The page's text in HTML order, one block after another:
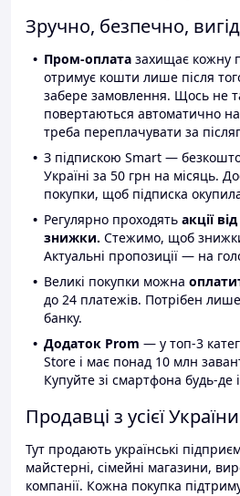
Зручно, безпечно,
Пром-оплата захищає кожну
отримує кошти лише після
забере замовлення. Щось не
повертаються автоматично
треба переплачувати за
З підпискою Smart —
Україні за 50 грн на місяць.
покупки, щоб підписка
Регулярно проходять акції
знижки. Стежимо, щоб
Актуальні пропозиції — на
Великі покупки можна
до 24 платежів. Потрібен
банку.
Додаток Prom — у топ-3
Store і має понад 10 млн
Купуйте зі смартфона будь-де
Продавці з усієї України
Тут продають українські
майстерні, сімейні магазини,
компанії. Кожна покупка